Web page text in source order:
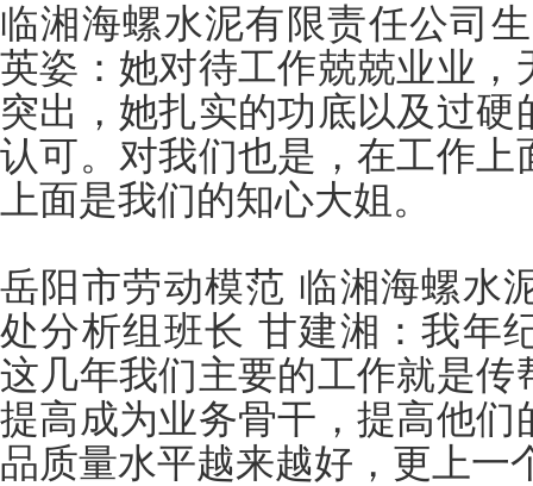
临湘海螺水泥有限责任公司
英姿：她对待工作兢兢业业
突出，她扎实的功底以及过
认可。对我们也是，在工作
上面是我们的知心大姐。
岳阳市劳动模范 临湘海螺水
处分析组班长 甘建湘：我年
这几年我们主要的工作就是
提高成为业务骨干，提高他
品质量水平越来越好，更上一